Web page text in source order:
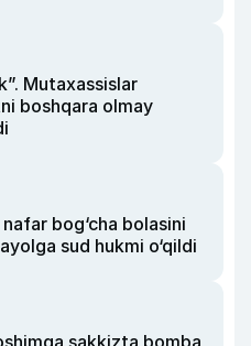
Mutaxassislar
boshqara olmay
bog‘cha bolasini
sud hukmi o‘qildi
sakkizta bomba